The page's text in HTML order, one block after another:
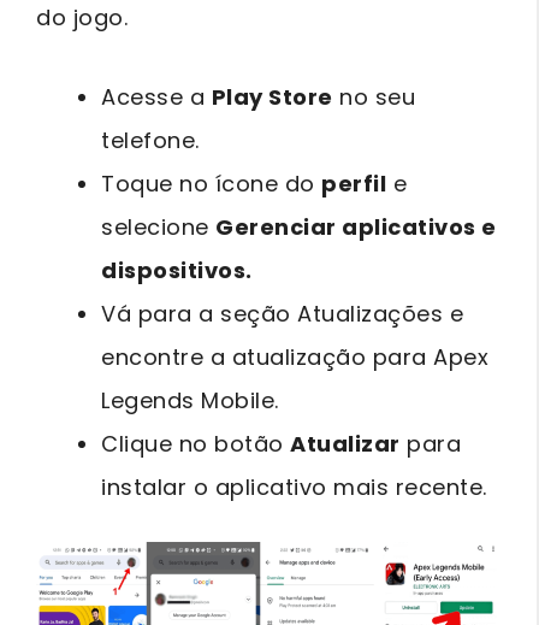
do jogo.
Acesse a Play Store no seu
telefone.
Toque no ícone do perfil e
selecione Gerenciar aplicativos e
dispositivos.
Vá para a seção Atualizações e
encontre a atualização para Apex
Legends Mobile.
Clique no botão Atualizar para
instalar o aplicativo mais recente.